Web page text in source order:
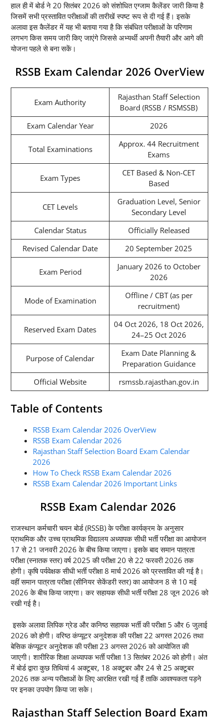
हाल ही में बोर्ड ने 20 सितंबर 2026 को संशोधित एग्जाम कैलेंडर जारी किया है
जिसमें सभी प्रस्तावित परीक्षाओं की तारीखें स्पष्ट रूप से दी गई हैं। इसके
अलावा इस कैलेंडर में यह भी बताया गया है कि संबंधित परीक्षाओं के परिणाम
लगभग किस समय जारी किए जाएंगे जिससे अभ्यर्थी अपनी तैयारी और आगे की
योजना पहले से बना सकें।
RSSB Exam Calendar 2026 OverView
Exam Authority
Rajasthan Staff Selection
Board (RSSB / RSMSSB)
Exam Calendar Year
2026
Total Examinations
Approx. 44 Recruitment
Exams
Exam Types
CET Based & Non-CET
Based
CET Levels
Graduation Level, Senior
Secondary Level
Calendar Status
Officially Released
Revised Calendar Date
20 September 2025
Exam Period
January 2026 to October
2026
Mode of Examination
Offline / CBT (as per
recruitment)
Reserved Exam Dates
04 Oct 2026, 18 Oct 2026,
24–25 Oct 2026
Purpose of Calendar
Exam Date Planning &
Preparation Guidance
Official Website
rsmssb.rajasthan.gov.in
Table of Contents
RSSB Exam Calendar 2026 OverView
RSSB Exam Calendar 2026
Rajasthan Staff Selection Board Exam Calendar
2026
How To Check RSSB Exam Calendar 2026
RSSB Exam Calendar 2026 Important Links
RSSB Exam Calendar 2026
राजस्थान कर्मचारी चयन बोर्ड (RSSB) के परीक्षा कार्यक्रम के अनुसार
प्राथमिक और उच्च प्राथमिक विद्यालय अध्यापक सीधी भर्ती परीक्षा का आयोजन
17 से 21 जनवरी 2026 के बीच किया जाएगा। इसके बाद समान पात्रता
परीक्षा (स्नातक स्तर) वर्ष 2025 की परीक्षा 20 से 22 फरवरी 2026 तक
होगी। कृषि पर्यवेक्षक सीधी भर्ती परीक्षा 8 मार्च 2026 को प्रस्तावित की गई है।
वहीं समान पात्रता परीक्षा (सीनियर सेकेंडरी स्तर) का आयोजन 8 से 10 मई
2026 के बीच किया जाएगा। कर सहायक सीधी भर्ती परीक्षा 28 जून 2026 को
रखी गई है।
इसके अलावा लिपिक ग्रेड और कनिष्ठ सहायक भर्ती की परीक्षा 5 और 6 जुलाई
2026 को होगी। वरिष्ठ कंप्यूटर अनुदेशक की परीक्षा 22 अगस्त 2026 तथा
बेसिक कंप्यूटर अनुदेशक की परीक्षा 23 अगस्त 2026 को आयोजित की
जाएगी। शारीरिक शिक्षा अध्यापक भर्ती परीक्षा 13 सितंबर 2026 को होगी। अंत
में बोर्ड द्वारा कुछ तिथियां 4 अक्टूबर, 18 अक्टूबर और 24 से 25 अक्टूबर
2026 तक अन्य परीक्षाओं के लिए आरक्षित रखी गई हैं ताकि आवश्यकता पड़ने
पर इनका उपयोग किया जा सके।
Rajasthan Staff Selection Board Exam